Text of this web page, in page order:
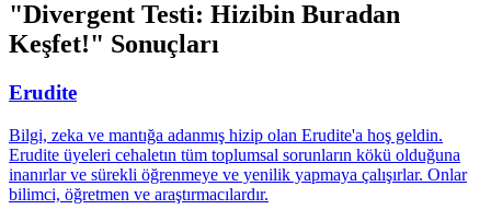
"Divergent Testi: Hizibin Buradan
Keşfet!" Sonuçları
Erudite
Bilgi, zeka ve mantığa adanmış hizip olan Erudite'a hoş geldin.
Erudite üyeleri cehaletın tüm toplumsal sorunların kökü olduğuna
inanırlar ve sürekli öğrenmeye ve yenilik yapmaya çalışırlar. Onlar
bilimci, öğretmen ve araştırmacılardır.